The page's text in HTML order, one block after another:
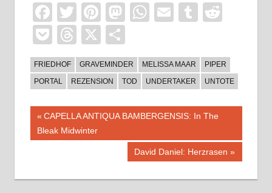
Facebook
TwitterPinterest
Mastodon
WhatsApp
EmailTumblr
PocketThreads
X
FRIEDHOF GRAVEMINDER MELISSA MAAR
PIPER
PORTAL
REZENSION TOD UNDERTAKER UNTOTE
Beitragsnavigation
Vorheriger
Beitrag:
CAPELLA ANTIQUA BAMBERGENSIS: In The
Bleak Midwinter
Nächster
David Daniel: Herzrasen